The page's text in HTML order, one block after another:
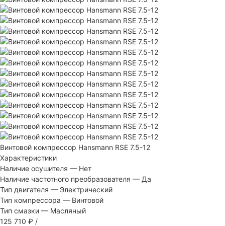
Винтовой компрессор Hansmann RSE 7.5-12
Характеристики
Наличие осушителя — Нет
Наличие частотного преобразователя — Да
Тип двигателя — Электрический
Тип компрессора — Винтовой
Тип смазки — Масляный
125 710 ₽ /